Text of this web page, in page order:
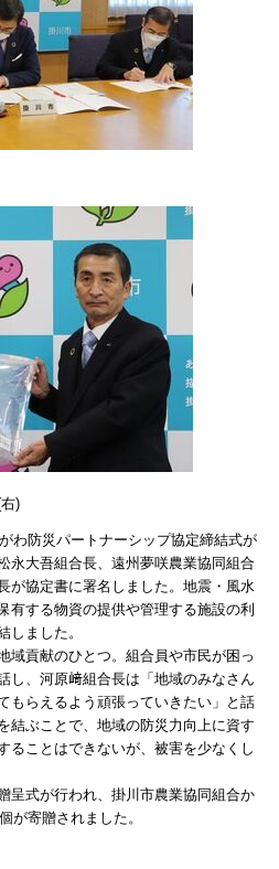
)
わ防災パートナーシップ協定締結式が
永大吾組合長、遠州夢咲農業協同組合
が協定書に署名しました。地震・風水
有する物資の提供や管理する施設の利
しました。
貢献のひとつ。組合員や市民が困っ
し、河原﨑組合長は「地域のみなさん
もらえるよう頑張っていきたい」と話
結ぶことで、地域の防災力向上に資す
ることはできないが、被害を少なくし
呈式が行われ、掛川市農業協同組合か
が寄贈されました。